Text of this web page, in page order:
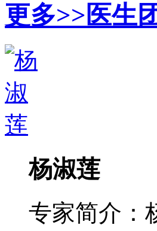
更多>>医生
杨淑莲
专家简介：